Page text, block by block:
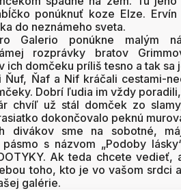
ponúknuť koze Elze.
do neznámeho sveta.
Galerio ponúkne malým
rozprávky bratov
ich domčeku príliš tesno a tak
Ňuf, Ňaf a Nif kráčali cestami-
Dobrí ľudia im vždy
chvíľ už stál domček zo
dokončovalo peknú
divákov sme na sobotné,
pásmo s názvom „Podoby
Ak teda chcete vedieť,
toho, kto je vo vašom srdci
galérie.